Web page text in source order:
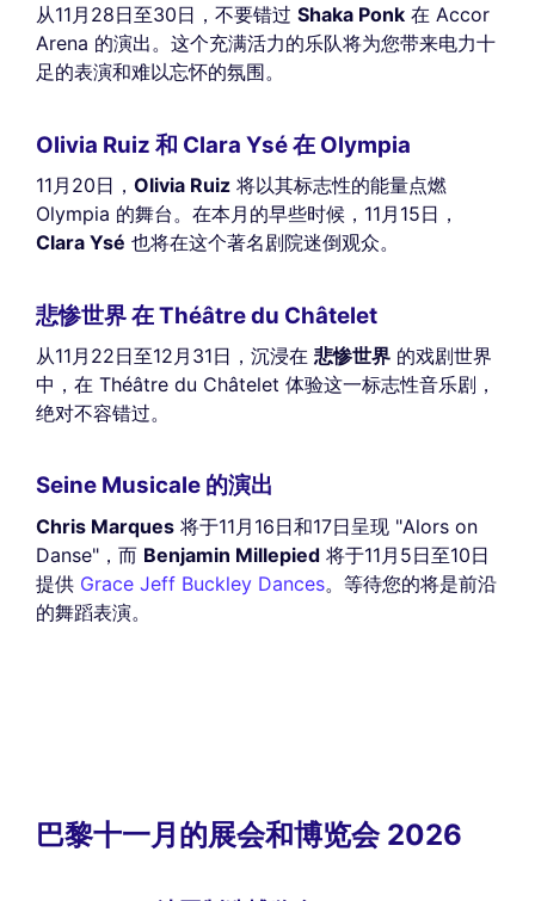
从11月28日至30日，不要错过 Shaka Ponk 在 Accor
Arena 的演出。这个充满活力的乐队将为您带来电力十
足的表演和难以忘怀的氛围。
Olivia Ruiz 和 Clara Ysé 在 Olympia
11月20日， Olivia Ruiz 将以其标志性的能量点燃
Olympia 的舞台。在本月的早些时候，11月15日，
Clara Ysé 也将在这个著名剧院迷倒观众。
悲惨世界 在 Théâtre du Châtelet
从11月22日至12月31日，沉浸在 悲惨世界 的戏剧世界
中，在 Théâtre du Châtelet 体验这一标志性音乐剧，
绝对不容错过。
Seine Musicale 的演出
Chris Marques 将于11月16日和17日呈现 "Alors on
Danse"，而 Benjamin Millepied 将于11月5日至10日
提供 Grace Jeff Buckley Dances。等待您的将是前沿
的舞蹈表演。
巴黎十一月的展会和博览会 2026